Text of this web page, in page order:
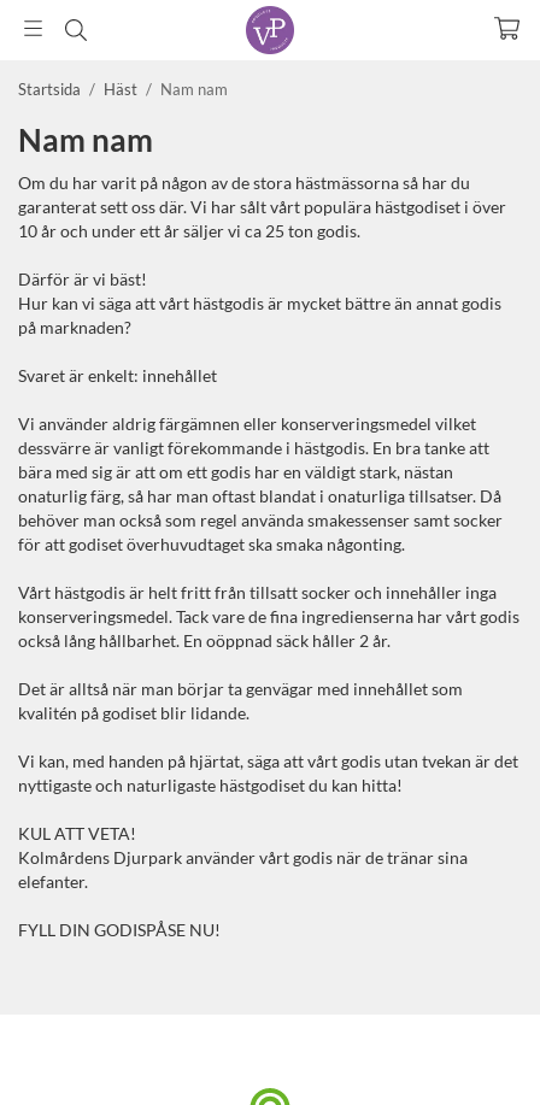
Startsida / Häst / Nam nam
Nam nam
Om du har varit på någon av de stora hästmässorna så har du
garanterat sett oss där. Vi har sålt vårt populära hästgodiset i över
10 år och under ett år säljer vi ca 25 ton godis.
Därför är vi bäst!
Hur kan vi säga att vårt hästgodis är mycket bättre än annat godis
på marknaden?
Svaret är enkelt: innehållet
Vi använder aldrig färgämnen eller konserveringsmedel vilket
dessvärre är vanligt förekommande i hästgodis. En bra tanke att
bära med sig är att om ett godis har en väldigt stark, nästan
onaturlig färg, så har man oftast blandat i onaturliga tillsatser. Då
behöver man också som regel använda smakessenser samt socker
för att godiset överhuvudtaget ska smaka någonting.
Vårt hästgodis är helt fritt från tillsatt socker och innehåller inga
konserveringsmedel. Tack vare de fina ingredienserna har vårt godis
också lång hållbarhet. En oöppnad säck håller 2 år.
Det är alltså när man börjar ta genvägar med innehållet som
kvalitén på godiset blir lidande.
Vi kan, med handen på hjärtat, säga att vårt godis utan tvekan är det
nyttigaste och naturligaste hästgodiset du kan hitta!
KUL ATT VETA!
Kolmårdens Djurpark använder vårt godis när de tränar sina
elefanter.
FYLL DIN GODISPÅSE NU!